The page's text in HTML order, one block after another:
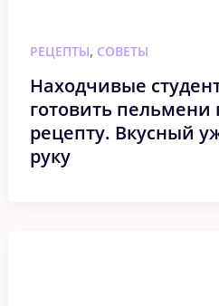
РЕЦЕПТЫ, СОВЕТЫ
Находчивые
готовить пельмени
рецепту. Вкусный
руку